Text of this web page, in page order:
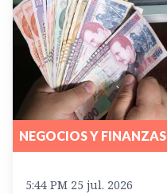
NEGOCIOS Y FINANZAS
5:44 PM 25 jul. 2026